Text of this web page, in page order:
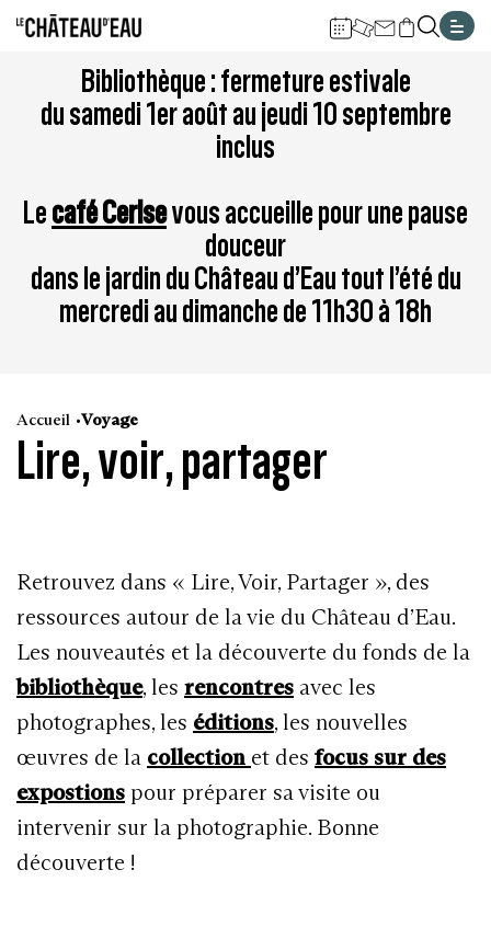
Aller
contenu
Aller
à
la
navigation
à
la
recherche
Aller
au
pied
plan
Bibliothèque : fermeture estivale
du samedi 1er août au jeudi 10 septembre
inclus
Lecafé Cerisevous accueille pour une pause
douceur
dans le jardin du Château d’Eau tout l’été du
mercredi au dimanche de 11h30 à 18h
Accueil Voyage
Lire, voir, partager
Retrouvez dans « Lire, Voir, Partager », des
ressources autour de la vie du Château d’Eau.
Les nouveautés et la découverte du fonds de la
bibliothèque, les rencontres avec les
photographes, les éditions, les nouvelles
œuvres de la collection et des focus sur des
expostions pour préparer sa visite ou
intervenir sur la photographie. Bonne
découverte !